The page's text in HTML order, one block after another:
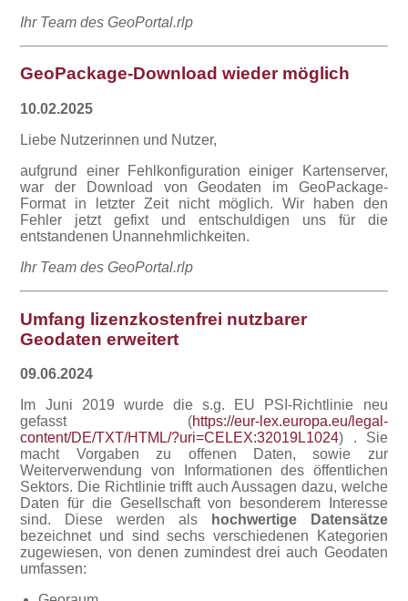
Ihr Team des GeoPortal.rlp
GeoPackage-Download wieder möglich
10.02.2025
Liebe Nutzerinnen und Nutzer,
aufgrund einer Fehlkonfiguration einiger Kartenserver,
war der Download von Geodaten im GeoPackage-
Format in letzter Zeit nicht möglich. Wir haben den
Fehler jetzt gefixt und entschuldigen uns für die
entstandenen Unannehmlichkeiten.
Ihr Team des GeoPortal.rlp
Umfang lizenzkostenfrei nutzbarer
Geodaten erweitert
09.06.2024
Im Juni 2019 wurde die s.g. EU PSI-Richtlinie neu
gefasst (https://eur-lex.europa.eu/legal-
content/DE/TXT/HTML/?uri=CELEX:32019L1024) . Sie
macht Vorgaben zu offenen Daten, sowie zur
Weiterverwendung von Informationen des öffentlichen
Sektors. Die Richtlinie trifft auch Aussagen dazu, welche
Daten für die Gesellschaft von besonderem Interesse
sind. Diese werden als
hochwertige Datensätze
bezeichnet und sind sechs verschiedenen Kategorien
zugewiesen, von denen zumindest drei auch Geodaten
umfassen: